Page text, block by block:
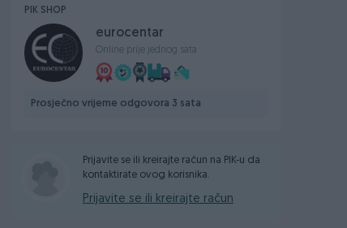
PIK SHOP
eurocentar
Online prije jednog sata
Prosječno vrijeme odgovora 3 sata
Prijavite se ili kreirajte račun na PIK-u da
kontaktirate ovog korisnika.
Prijavite se ili kreirajte račun